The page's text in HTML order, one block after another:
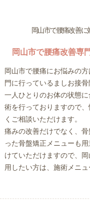
岡山市で腰痛改善
岡山市で腰痛改善専
岡山市で腰痛にお悩みの
門に行っているましお接
一人ひとりのお体の状態
術を行っておりますので
くご相談いただけます。
痛みの改善だけでなく、
った骨盤矯正メニューも
けていただけますので、
用したい方は、施術メニュ